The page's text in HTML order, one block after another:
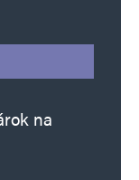
na